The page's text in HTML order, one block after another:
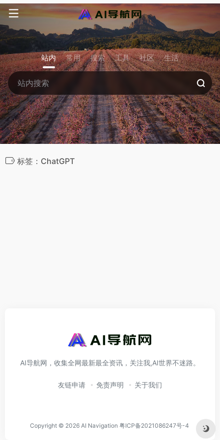
站内 常用 搜索 工具 社区 生活
标签：ChatGPT
AI导航网，收集全网最新最全资讯，关注我,AI世界不迷路。
友链申请 免责声明 关于我们
Copyright © 2026 AI Navigation 粤ICP备2021086247号-4